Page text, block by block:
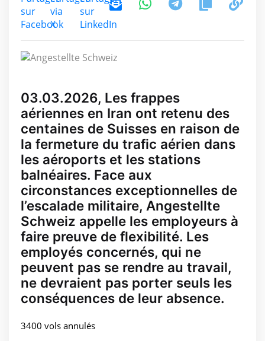
03.03.2026, Les frappes
aériennes en Iran ont retenu des
centaines de Suisses en raison de
la fermeture du trafic aérien dans
les aéroports et les stations
balnéaires. Face aux
circonstances exceptionnelles de
l’escalade militaire, Angestellte
Schweiz appelle les employeurs à
faire preuve de flexibilité. Les
employés concernés, qui ne
peuvent pas se rendre au travail,
ne devraient pas porter seuls les
conséquences de leur absence.
3400 vols annulés